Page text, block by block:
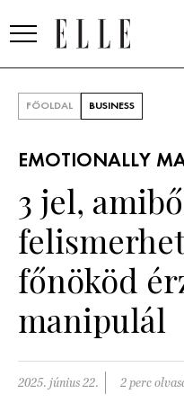
SZÉPSÉG
PÁRKAPCSOLAT
FŐOLDAL BUSINESS
EMOTIONALLY
3 jel,
főnököd
manipulál
2025. június 22. 2 perc